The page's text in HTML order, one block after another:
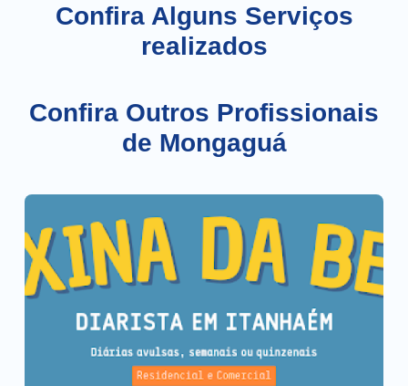
Confira Alguns Serviços
realizados
Confira Outros Profissionais
de Mongaguá